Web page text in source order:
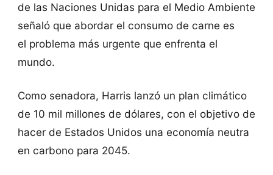
de las Naciones Unidas para el Medio Ambiente
señaló que abordar el consumo de carne es
el problema más urgente que enfrenta el
mundo.
Como senadora, Harris lanzó un plan climático
de 10 mil millones de dólares, con el objetivo de
hacer de Estados Unidos una economía neutra
en carbono para 2045.